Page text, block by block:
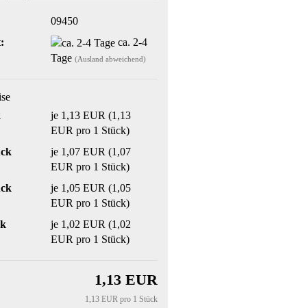
09450
ca. 2-4
Tage (Ausland abweichend)
je 1,13 EUR (1,13
EUR pro 1 Stück)
je 1,07 EUR (1,07
EUR pro 1 Stück)
je 1,05 EUR (1,05
EUR pro 1 Stück)
je 1,02 EUR (1,02
EUR pro 1 Stück)
1,13 EUR
1,13 EUR pro 1 Stück